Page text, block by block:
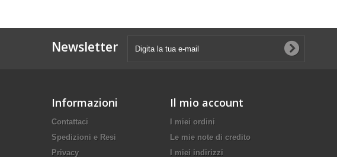
Newsletter
Informazioni
Contattaci
Spedizioni e Resi
Privacy
Il mio account
I miei ordini
Le mie note di credito
I miei indirizzi